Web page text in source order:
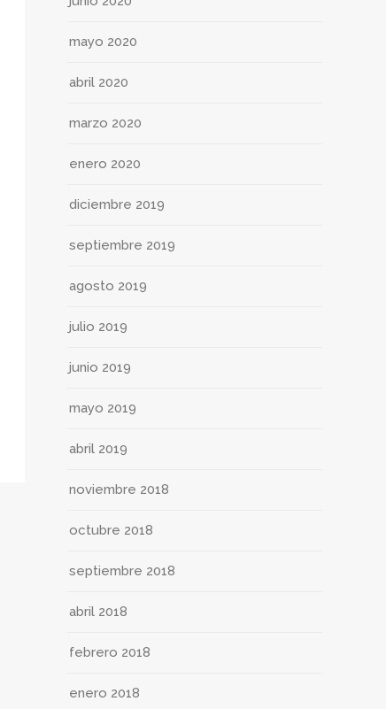
mayo 2020
abril 2020
marzo 2020
enero 2020
diciembre 2019
septiembre 2019
agosto 2019
julio 2019
junio 2019
mayo 2019
abril 2019
noviembre 2018
octubre 2018
septiembre 2018
abril 2018
febrero 2018
enero 2018